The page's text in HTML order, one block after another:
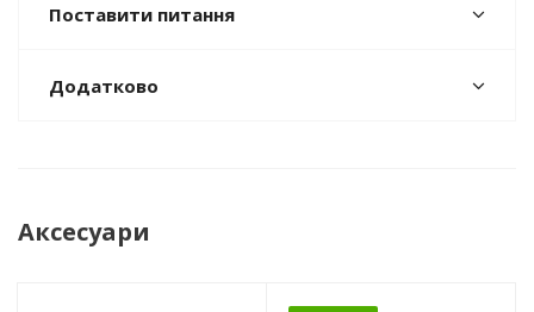
Поставити питання
Додатково
Аксесуари